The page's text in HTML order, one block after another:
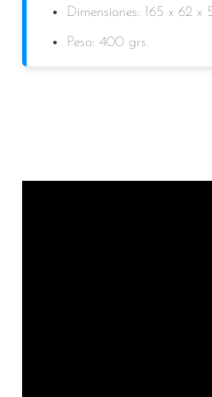
Dimensiones: 165 x 62 x
Peso: 400 grs.